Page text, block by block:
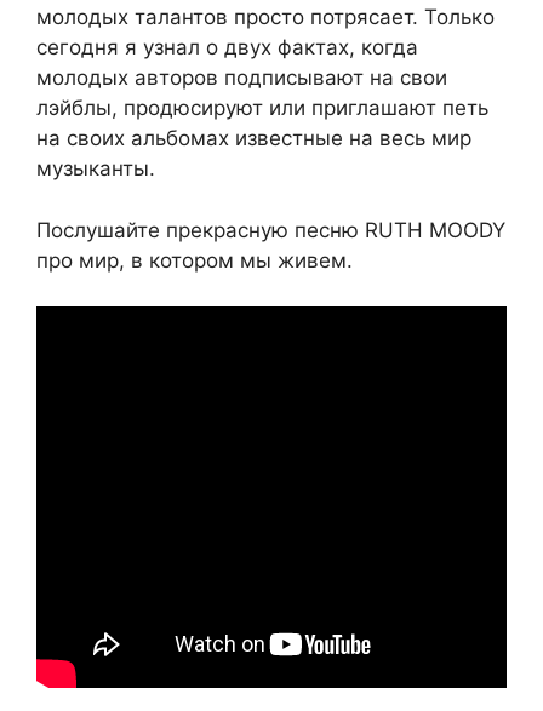
молодых талантов просто потрясает. Только
сегодня я узнал о двух фактах, когда
молодых авторов подписывают на свои
лэйблы, продюсируют или приглашают петь
на своих альбомах известные на весь мир
музыканты.
Послушайте прекрасную песню RUTH MOODY
про мир, в котором мы живем.